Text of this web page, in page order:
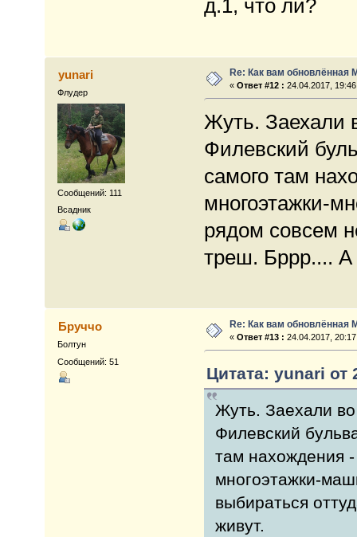
д.1, что ли?
yunari
Флудер
Сообщений: 111
Всадник
Re: Как вам обновлённая
«Ответ #12 : 24.04.2017,
Жуть. Заехали
Филевский
самого там
многоэтажки-
рядом совсем
треш. Бррр.... А
Бруччо
Болтун
Сообщений: 51
Re: Как вам обновлённая
«Ответ #13 : 24.04.2017,
Цитата: yunari от
Жуть. Заехали
Филевский
там нахождения
многоэтажки-
выбираться
живут.